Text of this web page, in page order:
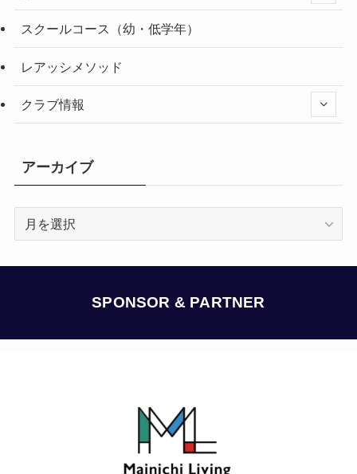
スクールコース（幼・低学年）
レアッシメソッド
クラブ情報
アーカイブ
SPONSOR & PARTNER